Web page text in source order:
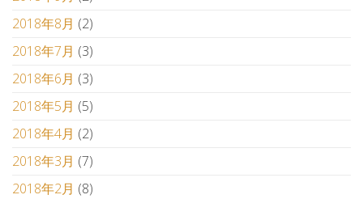
2018年8月 (2)
2018年7月 (3)
2018年6月 (3)
2018年5月 (5)
2018年4月 (2)
2018年3月 (7)
2018年2月 (8)